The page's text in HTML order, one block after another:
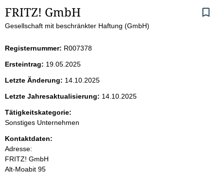
S
e
i
t
e
n
i
n
FRITZ! GmbH
Gesellschaft mit beschränkter Haftung (GmbH)
Registernummer: R007378
Ersteintrag: 19.05.2025
Letzte Änderung: 14.10.2025
Letzte Jahresaktualisierung: 14.10.2025
Tätigkeitskategorie:
Sonstiges Unternehmen
Kontaktdaten:
Adresse:
FRITZ! GmbH
Alt-Moabit 95